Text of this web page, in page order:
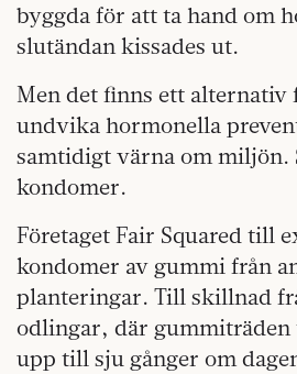
byggda för att ta hand om
slutändan kissades ut.
Men det finns ett
undvika hormonella
samtidigt värna om miljön.
kondomer.
Företaget Fair Squared till
kondomer av gummi från
planteringar. Till skillnad
odlingar, där gummiträden
upp till sju gånger om